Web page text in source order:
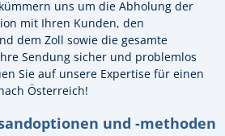
uns um die Abholung der
mit Ihren Kunden, den
dem Zoll sowie die gesamte
Sendung sicher und problemlos
Sie auf unsere Expertise für einen
Österreich!
und -methoden